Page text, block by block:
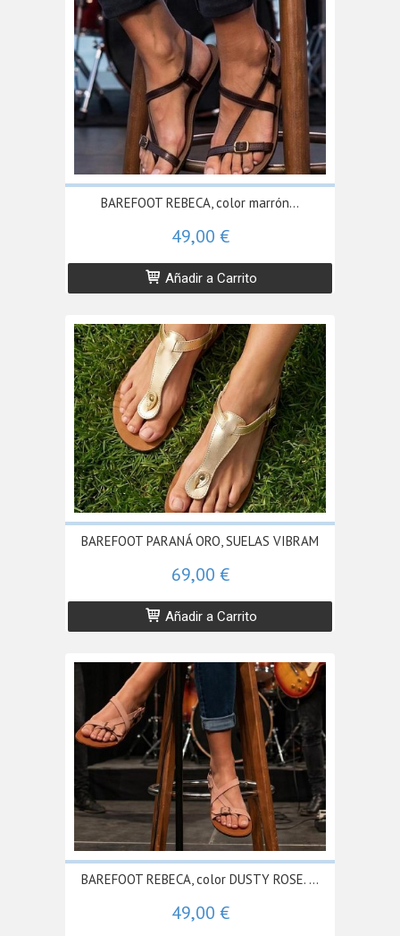
BAREFOOT REBECA, color marrón...
49,00 €
Añadir a Carrito
BAREFOOT PARANÁ ORO, SUELAS VIBRAM
69,00 €
Añadir a Carrito
BAREFOOT REBECA, color DUSTY ROSE. ...
49,00 €